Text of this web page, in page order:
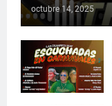
octubre 14, 2025